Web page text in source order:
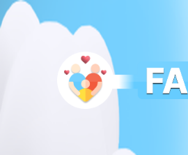
Skip
to